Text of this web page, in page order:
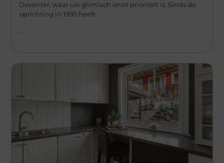
Deventer, waar uw glimlach onze prioriteit is. Sinds de
oprichting in 1995 heeft
...